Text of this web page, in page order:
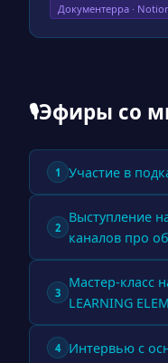
Документерра ·
🎙Эфиры со
1 Участие в
2
Выступление
каналов про
3
Мастер-класс
LEARNING
4 Интервью с